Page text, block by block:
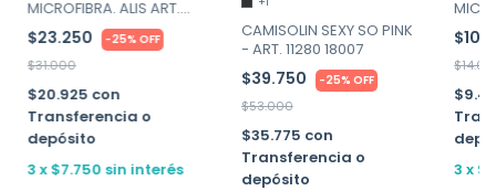
MICROFIBRA. ALIS ART.
819
$23.250 -25% OFF
$31.000
$20.925 con
Transferencia o
depósito
3 x$7.750 sin interés
CAMISOLIN SEXY SO PINK
- ART. 11280 18007
$39.750 -25% OFF
$53.000
$35.775 con
Transferencia o
depósito
817
3 x